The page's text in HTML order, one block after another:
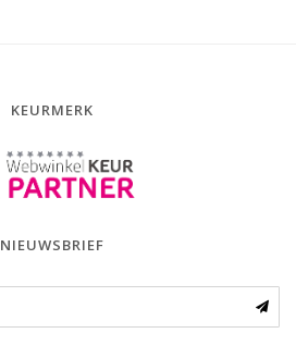
KEURMERK
NIEUWSBRIEF